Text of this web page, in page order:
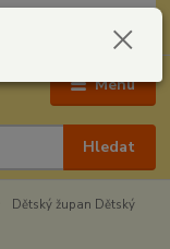
Menu
Hledat
0,00 Kč
Dětský župan Dětský